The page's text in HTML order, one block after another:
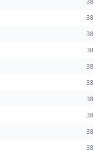
38
38
38
38
38
38
38
38
38